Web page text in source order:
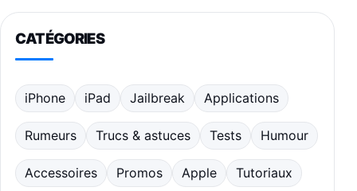
CATÉGORIES
iPhone iPad Jailbreak Applications
Rumeurs Trucs & astuces Tests Humour
Accessoires Promos Apple Tutoriaux